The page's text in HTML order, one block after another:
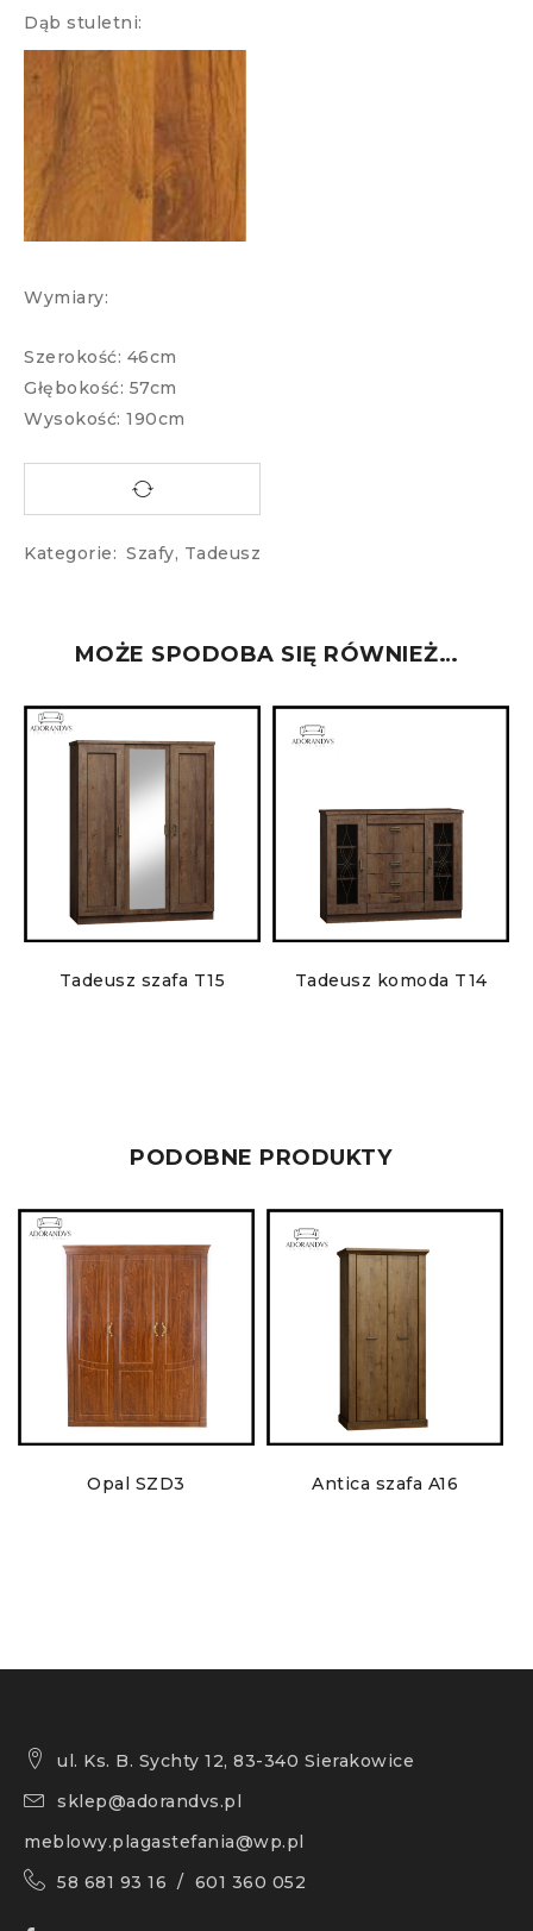
Dąb stuletni:
Wymiary:
Szerokość: 46cm
Głębokość: 57cm
Wysokość: 190cm
Kategorie: Szafy, Tadeusz
MOŻE SPODOBA SIĘ RÓWNIEŻ…
Tadeusz szafa T15 Tadeusz komoda T14
PODOBNE PRODUKTY
Opal SZD3 Antica szafa A16
ul. Ks. B. Sychty 12, 83-340 Sierakowice
sklep@adorandvs.pl
meblowy.plagastefania@wp.pl
58 681 93 16 / 601 360 052